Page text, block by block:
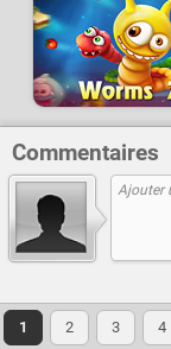
Commentaires
1 2 3 4